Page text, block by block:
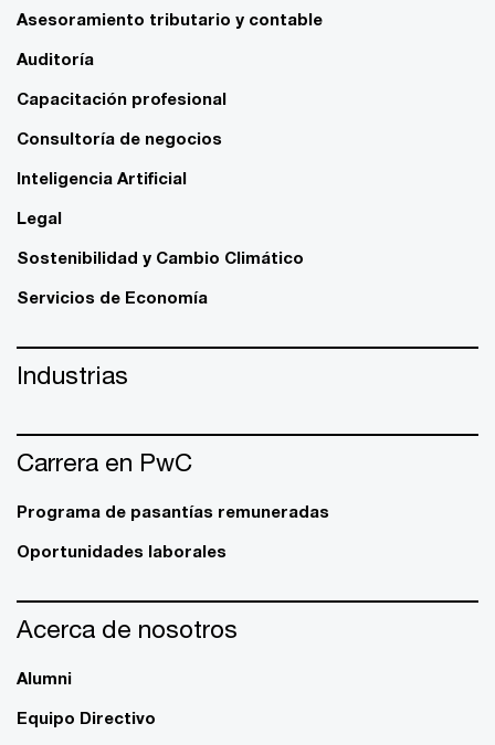
Asesoramiento tributario y contable
Auditoría
Capacitación profesional
Consultoría de negocios
Inteligencia Artificial
Legal
Sostenibilidad y Cambio Climático
Servicios de Economía
Industrias
Carrera en PwC
Programa de pasantías remuneradas
Oportunidades laborales
Acerca de nosotros
Alumni
Equipo Directivo